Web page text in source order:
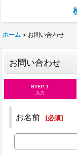
ホーム > お問い合わせ
お問い合わせ
STEP 1
入力
お名前 [必須]